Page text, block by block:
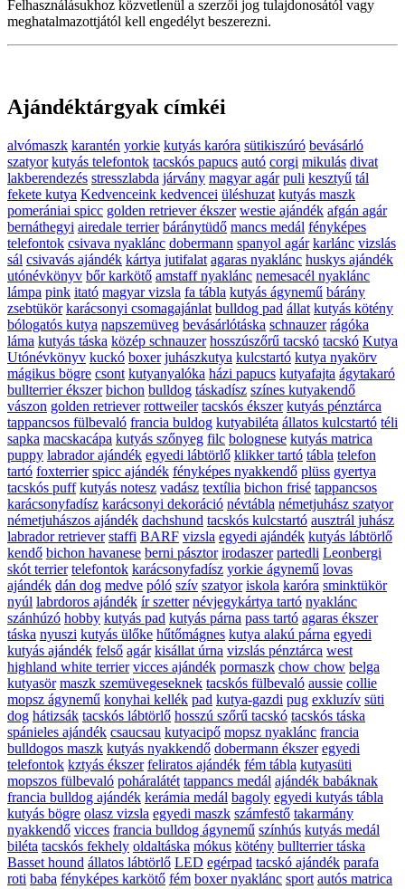
Felhasználásukhoz közvetlenül a szerzői jog tulajdonosától vagy
meghatalmazottjától kell engedélyt beszerezni.
Ajándéktárgyak címkéi
alvómaszk karantén yorkie kutyás karóra sütikiszúró bevásárló
szatyor kutyás telefontok tacskós papucs autó corgi mikulás divat
lakberendezés stresszlabda járvány magyar agár puli kesztyű tál
fekete kutya Kedvenceink kedvencei üléshuzat kutyás maszk
pomerániai spicc golden retriever ékszer westie ajándék afgán agár
bernáthegyi airedale terrier báránytüdő mancs medál fényképes
telefontok csivava nyaklánc dobermann spanyol agár karlánc vizslás
sál csivavás ajándék kártya jutifalat agaras nyaklánc huskys ajándék
utónévkönyv bőr karkötő amstaff nyaklánc nemesacél nyaklánc
lámpa pink itató magyar vizsla fa tábla kutyás ágynemű bárány
zsebtükör karácsonyi csomagajánlat bulldog pad állat kutyás kötény
bólogatós kutya napszemüveg bevásárlótáska schnauzer rágóka
láma kutyás táska közép schnauzer hosszúszőrű tacskó tacskó Kutya
Utónévkönyv kuckó boxer juhászkutya kulcstartó kutya nyakörv
mágikus bögre csont kutyanyalóka házi papucs kutyafajta ágytakaró
bullterrier ékszer bichon bulldog táskadísz színes kutyakendő
vászon golden retriever rottweiler tacskós ékszer kutyás pénztárca
tappancsos fülbevaló francia buldog kutyabiléta állatos kulcstartó téli
sapka macskacápa kutyás szőnyeg filc bolognese kutyás matrica
puppy labrador ajándék egyedi lábtörlő klikker tartó tábla telefon
tartó foxterrier spicc ajándék fényképes nyakkendő plüss gyertya
tacskós puff kutyás notesz vadász textília bichon frisé tappancsos
karácsonyfadísz karácsonyi dekoráció névtábla németjuhász szatyor
németjuhászos ajándék dachshund tacskós kulcstartó ausztrál juhász
labrador retriever staffi BARF vizsla egyedi ajándék kutyás lábtörlő
kendő bichon havanese berni pásztor irodaszer partedli Leonbergi
skót terrier telefontok karácsonyfadísz yorkie ágynemű lovas
ajándék dán dog medve póló szív szatyor iskola karóra sminktükör
nyúl labrdoros ajándék ír szetter névjegykártya tartó nyaklánc
szánhúzó hobby kutyás pad kutyás párna pass tartó agaras ékszer
táska nyuszi kutyás ülőke hűtőmágnes kutya alakú párna egyedi
kutyás ajándék felső agár kisállat úrna vizslás pénztárca west
highland white terrier vicces ajándék pormaszk chow chow belga
kutyasör maszk szemüvegeseknek tacskós fülbevaló aussie collie
mopsz ágynemű konyhai kellék pad kutya-gazdi pug exkluzív süti
dog hátizsák tacskós lábtörlő hosszú szőrű tacskó tacskós táska
spánieles ajándék csaucsau kutyacipő mopsz nyaklánc francia
bulldogos maszk kutyás nyakkendő dobermann ékszer egyedi
telefontok kztyás ékszer feliratos ajándék fém tábla kutyasüti
mopszos fülbevaló poháralátét tappancs medál ajándék babáknak
francia bulldog ajándék kerámia medál bagoly egyedi kutyás tábla
kutyás bögre olasz vizsla egyedi maszk számfestő takarmány
nyakkendő vicces francia bulldog ágynemű színhús kutyás medál
biléta tacskós fekhely oldaltáska mókus kötény bullterrier táska
Basset hound állatos lábtörlő LED egérpad tacskó ajándék parafa
roti baba fényképes karkötő fém boxer nyaklánc sport autós matrica